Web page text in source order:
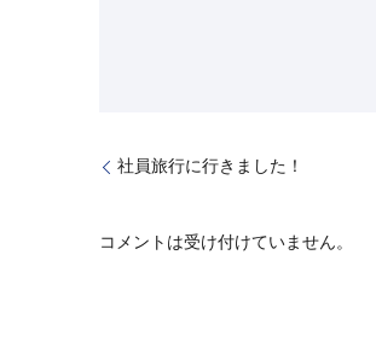
社員旅行に行きました！
コメントは受け付けていません。